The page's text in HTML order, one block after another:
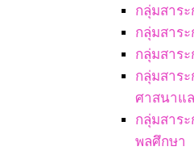
กลุ่มสาร
กลุ่มสาร
กลุ่มสาร
กลุ่มสาร
ศาสนาแ
กลุ่มสาร
พลศึกษา